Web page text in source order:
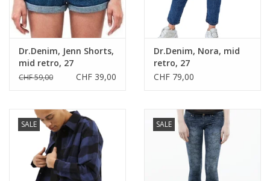
Dr.Denim, Jenn Shorts,
mid retro, 27
CHF 59,00 CHF 39,00
Dr.Denim, Nora, mid
retro, 27
CHF 79,00
SALE SALE